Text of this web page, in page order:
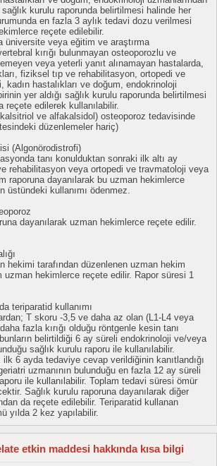
sağlık kurulu raporunda belirtilmesi halinde her
en fazla 3 aylık tedavi dozu verilmesi
reçete edilebilir.
üniversite veya eğitim ve araştırma
kırığı bulunmayan osteoporozlu ve
veya yeterli yanıt alınamayan hastalarda,
fiziksel tıp ve rehabilitasyon, ortopedi ve
hastalıkları ve doğum, endokrinoloji
yer aldığı sağlık kurulu raporunda belirtilmesi
reçete edilerek kullanılabilir.
ve alfakalsidol) osteoporoz tedavisinde
düzenlemeler hariç)
(Algonörodistrofi)
tanı konulduktan sonraki ilk altı ay
rehabilitasyon veya ortopedi ve travmatoloji veya
raporuna dayanılarak bu uzman hekimlerce
üstündeki kullanımı ödenmez.
dayanılarak uzman hekimlerce reçete edilir.
hekimi tarafından düzenlenen uzman hekim
uzman hekimlerce reçete edilir. Rapor süresi 1
teriparatid kullanımı
T skoru -3,5 ve daha az olan (L1-L4 veya
fazla kırığı olduğu röntgenle kesin tanı
belirtildiği 6 ay süreli endokrinoloji ve/veya
sağlık kurulu raporu ile kullanılabilir.
6 ayda tedaviye cevap verildiğinin kanıtlandığı
uzmanının bulunduğu en fazla 12 ay süreli
ile kullanılabilir. Toplam tedavi süresi ömür
Sağlık kurulu raporuna dayanılarak diğer
da reçete edilebilir. Teriparatid kullanan
yılda 2 kez yapılabilir.
etkin maddesi hakkında kısa bilgi